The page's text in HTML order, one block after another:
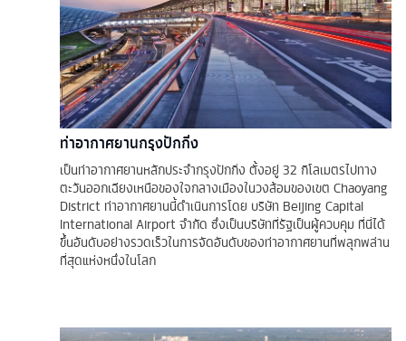
ท่าอากาศยานกรุงปักกิ่ง
เป็นท่าอากาศยานหลักประจำกรุงปักกิ่ง ตั้งอยู่ 32 กิโลเมตรไปทาง
ตะวันออกเฉียงเหนือของใจกลางเมืองในวงล้อมของเขต Chaoyang
District ท่าอากาศยานนี้ดำเนินการโดย บริษัท Beijing Capital
International Airport จำกัด ซึ่งเป็นบริษัทที่รัฐเป็นผู้ควบคุม ที่นี่ได้
ขึ้นอันดับอย่างรวดเร็วในการจัดอันดับของท่าอากาศยานที่พลุกพล่าน
ที่สุดแห่งหนึ่งในโลก